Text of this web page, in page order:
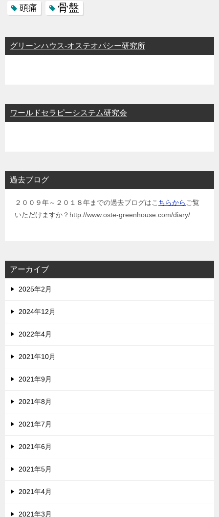
頭痛 骨盤
グリーンハウス-オステオパシー研究所
ワールドセラピーシステム研究会
過去ブログ
２００９年～２０１８年までの過去ブログはこ ちらから ご覧
いただけますか？http://www.oste-greenhouse.com/diary/
アーカイブ
2025年2月
2024年12月
2022年4月
2021年10月
2021年9月
2021年8月
2021年7月
2021年6月
2021年5月
2021年4月
2021年3月